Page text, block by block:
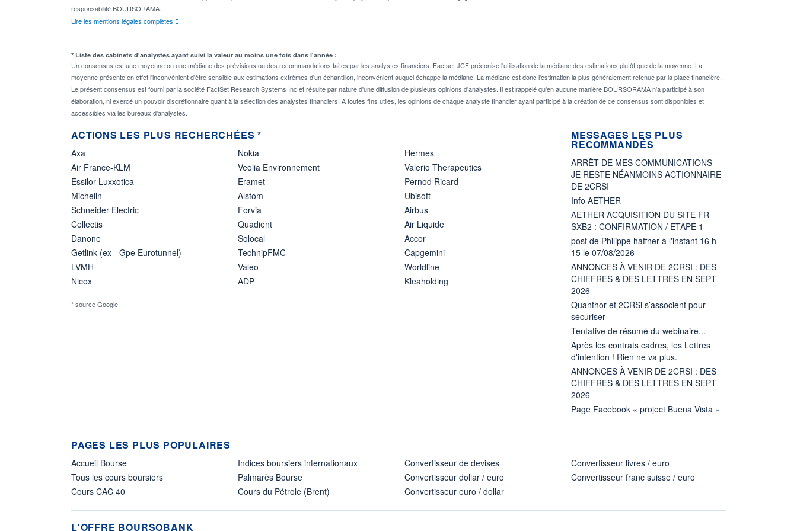
responsabilité BOURSORAMA.
Lire les mentions légales complètes
* Liste des cabinets d'analystes ayant suivi la valeur au moins une fois dans l'année :
Un consensus est une moyenne ou une médiane des prévisions ou des recommandations faites par les analystes financiers. Factset JCF préconise l'utilisation de la médiane des estimations plutôt que de la moyenne. La
moyenne présente en effet l'inconvénient d'être sensible aux estimations extrêmes d'un échantillon, inconvénient auquel échappe la médiane. La médiane est donc l'estimation la plus généralement retenue par la place financière.
Le présent consensus est fourni par la société FactSet Research Systems Inc et résulte par nature d'une diffusion de plusieurs opinions d'analystes. Il est rappelé qu'en aucune manière BOURSORAMA n'a participé à son
élaboration, ni exercé un pouvoir discrétionnaire quant à la sélection des analystes financiers. A toutes fins utiles, les opinions de chaque analyste financier ayant participé à la création de ce consensus sont disponibles et
accessibles via les bureaux d'analystes.
ACTIONS LES PLUS RECHERCHÉES *
Axa
Air France-KLM
Essilor Luxxotica
Michelin
Schneider Electric
Cellectis
Danone
Getlink (ex - Gpe Eurotunnel)
LVMH
Nicox
Nokia
Veolia Environnement
Eramet
Alstom
Forvia
Quadient
Solocal
TechnipFMC
Valeo
ADP
Hermes
Valerio Therapeutics
Pernod Ricard
Ubisoft
Airbus
Air Liquide
Accor
Capgemini
Worldline
Kleaholding
* source Google
MESSAGES LES PLUS
RECOMMANDÉS
ARRÊT DE MES COMMUNICATIONS -
JE RESTE NÉANMOINS ACTIONNAIRE
DE 2CRSI
Info AETHER
AETHER ACQUISITION DU SITE FR
SXB2 : CONFIRMATION / ETAPE 1
post de Philippe haffner à l'instant 16 h
15 le 07/08/2026
ANNONCES À VENIR DE 2CRSI : DES
CHIFFRES & DES LETTRES EN SEPT
2026
Quanthor et 2CRSi s’associent pour
sécuriser
Tentative de résumé du webinaire...
Après les contrats cadres, les Lettres
d'intention ! Rien ne va plus.
ANNONCES À VENIR DE 2CRSI : DES
CHIFFRES & DES LETTRES EN SEPT
2026
Page Facebook « project Buena Vista »
PAGES LES PLUS POPULAIRES
Accueil Bourse
Tous les cours boursiers
Cours CAC 40
Indices boursiers internationaux
Palmarès Bourse
Cours du Pétrole (Brent)
Convertisseur de devises
Convertisseur dollar / euro
Convertisseur euro / dollar
Convertisseur livres / euro
Convertisseur franc suisse / euro
L'OFFRE BOURSOBANK